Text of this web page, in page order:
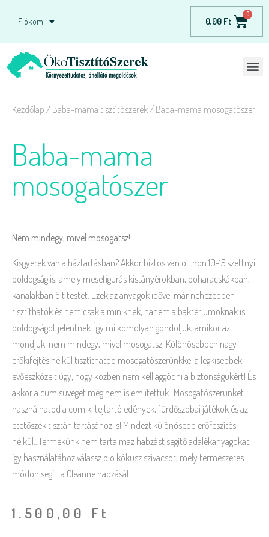
Fiókom 0,00 Ft
Kezdőlap / Baba-mama tisztítószerek/ Baba-mama mosogatószer
Baba-mama
mosogatószer
Nem mindegy, mivel mosogatsz!
Kisgyerek van a háztartásban? Akkor biztos van otthon 10-15 szettnyi
boldogság is, amely mesefigurás kistányérokban, poharacskákban,
kanalakban ölt testet. Ezek az anyagok idővel már nehezebben
tisztíthatók és nem csak a miniknek, hanem a baktériumoknak is
boldogságot jelentnek. Így mi komolyan gondoljuk, amikor azt
mondjuk: nem mindegy, mivel mosogatsz! Különösebben nagy
erőkifejtés nélkül tisztíthatod mosogatószerünkkel a legkisebbek
evőeszközeit úgy, hogy közben nem kell aggódni a biztonságukért! És
akkor a cumisüveget még nem is említettük…Mosogatószerünket
használhatod a cumik, tejtartó edények, fürdőszobai játékok és az
etetőszék tisztán tartásához is! Mindezt különösebb erőfeszítés
nélkül…Termékünk nem tartalmaz habzást segítő adalékanyagokat,
így használatához válassz bio kókusz szivacsot, mely természetes
módon segíti a Cleanne habzását.
1.500,00 Ft